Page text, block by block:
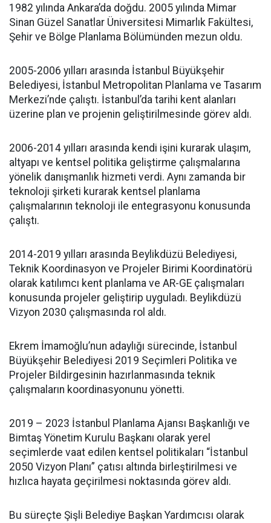
1982 yılında Ankara’da doğdu. 2005 yılında Mimar
Sinan Güzel Sanatlar Üniversitesi Mimarlık Fakültesi,
Şehir ve Bölge Planlama Bölümünden mezun oldu.
2005-2006 yılları arasında İstanbul Büyükşehir
Belediyesi, İstanbul Metropolitan Planlama ve Tasarım
Merkezi’nde çalıştı. İstanbul’da tarihi kent alanları
üzerine plan ve projenin geliştirilmesinde görev aldı.
2006-2014 yılları arasında kendi işini kurarak ulaşım,
altyapı ve kentsel politika geliştirme çalışmalarına
yönelik danışmanlık hizmeti verdi. Aynı zamanda bir
teknoloji şirketi kurarak kentsel planlama
çalışmalarının teknoloji ile entegrasyonu konusunda
çalıştı.
2014-2019 yılları arasında Beylikdüzü Belediyesi,
Teknik Koordinasyon ve Projeler Birimi Koordinatörü
olarak katılımcı kent planlama ve AR-GE çalışmaları
konusunda projeler geliştirip uyguladı. Beylikdüzü
Vizyon 2030 çalışmasında rol aldı.
Ekrem İmamoğlu’nun adaylığı sürecinde, İstanbul
Büyükşehir Belediyesi 2019 Seçimleri Politika ve
Projeler Bildirgesinin hazırlanmasında teknik
çalışmaların koordinasyonunu yönetti.
2019 – 2023 İstanbul Planlama Ajansı Başkanlığı ve
Bimtaş Yönetim Kurulu Başkanı olarak yerel
seçimlerde vaat edilen kentsel politikaları “İstanbul
2050 Vizyon Planı” çatısı altında birleştirilmesi ve
hızlıca hayata geçirilmesi noktasında görev aldı.
Bu süreçte Şişli Belediye Başkan Yardımcısı olarak